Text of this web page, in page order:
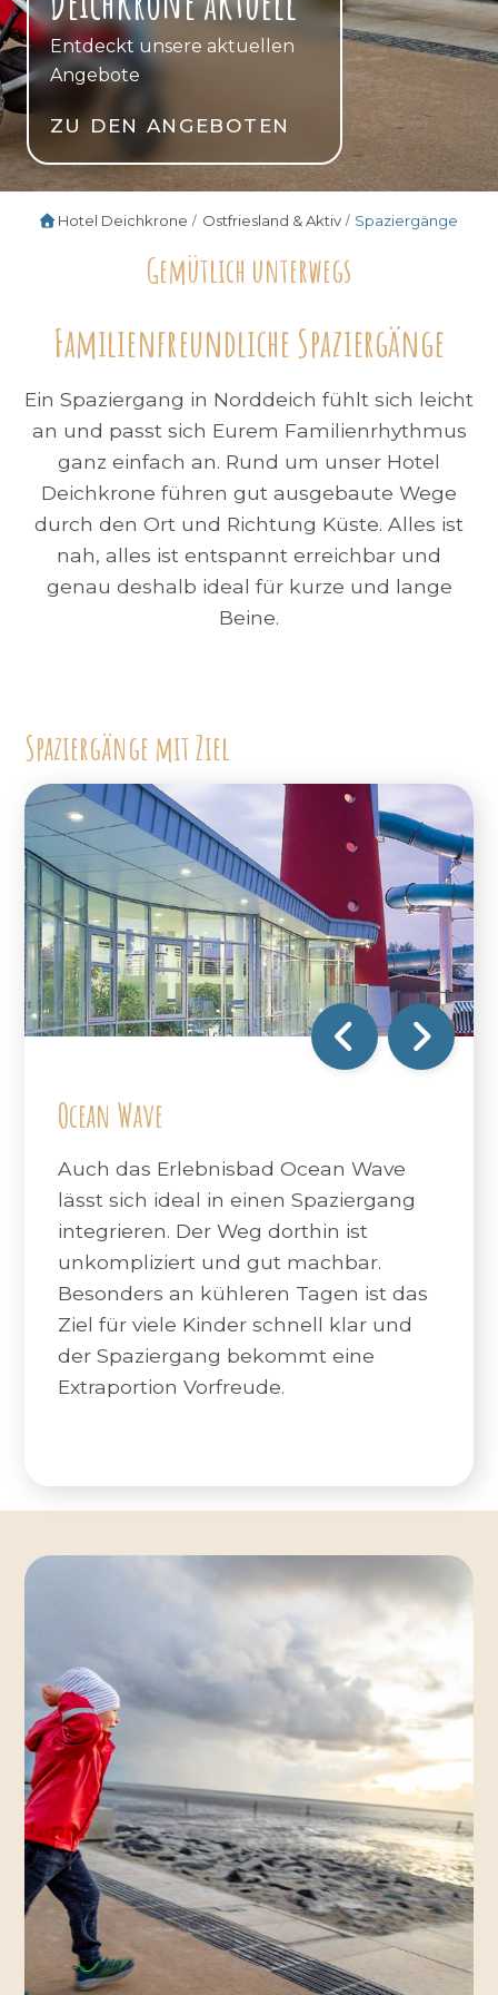
Entdeckt unsere aktuellen
Angebote
ZU DEN ANGEBOTEN
Hotel Deichkrone Ostfriesland & Aktiv Spaziergänge
Gemütlich unterwegs
Familienfreundliche Spaziergänge
Ein Spaziergang in Norddeich fühlt sich leicht
an und passt sich Eurem Familienrhythmus
ganz einfach an. Rund um unser Hotel
Deichkrone führen gut ausgebaute Wege
durch den Ort und Richtung Küste. Alles ist
nah, alles ist entspannt erreichbar und
genau deshalb ideal für kurze und lange
Beine.
Spaziergänge mit Ziel
Ocean Wave
Auch das Erlebnisbad Ocean Wave
lässt sich ideal in einen Spaziergang
integrieren. Der Weg dorthin ist
unkompliziert und gut machbar.
Besonders an kühleren Tagen ist das
Ziel für viele Kinder schnell klar und
der Spaziergang bekommt eine
Extraportion Vorfreude.